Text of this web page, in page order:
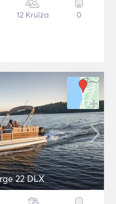
12 Kruīza 0
22 DLX